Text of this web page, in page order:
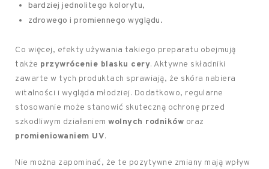
bardziej jednolitego kolorytu,
zdrowego i promiennego wyglądu.
Co więcej, efekty używania takiego preparatu obejmują
także przywrócenie blasku cery. Aktywne składniki
zawarte w tych produktach sprawiają, że skóra nabiera
witalności i wygląda młodziej. Dodatkowo, regularne
stosowanie może stanowić skuteczną ochronę przed
szkodliwym działaniem wolnych rodników oraz
promieniowaniem UV.
Nie można zapominać, że te pozytywne zmiany mają wpływ